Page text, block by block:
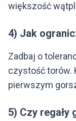
większość
4) Jak
Zadbaj o
czystość torów.
pierwszym
5) Czy regały